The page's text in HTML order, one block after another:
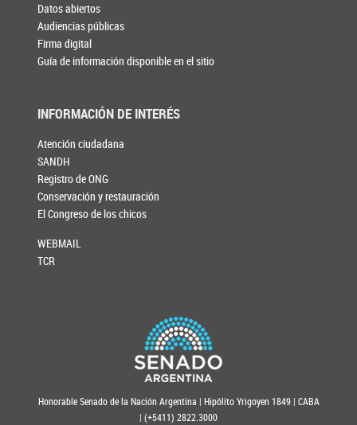
Datos abiertos
Audiencias públicas
Firma digital
Guía de información disponible en el sitio
INFORMACIÓN DE INTERÉS
Atención ciudadana
SANDH
Registro de ONG
Conservación y restauración
El Congreso de los chicos
WEBMAIL
TCR
Honorable Senado de la Nación Argentina | Hipólito Yrigoyen 1849 | CABA
| (+5411) 2822.3000